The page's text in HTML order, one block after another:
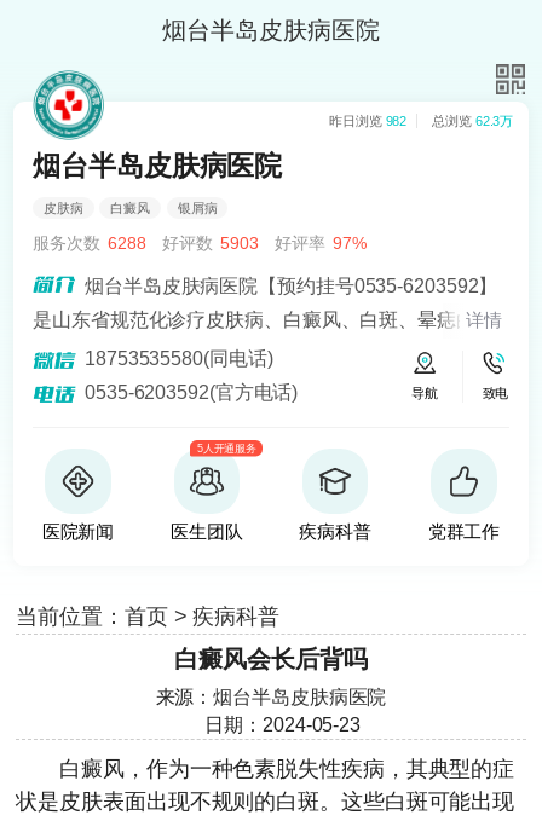
烟台半岛皮肤病医院
昨日浏览 982 总浏览 62.3万
烟台半岛皮肤病医院
皮肤病 白癜风 银屑病
服务次数 6288 好评数 5903 好评率 97%
烟台半岛皮肤病医院【预约挂号0535-6203592】
是山东省规范化诊疗皮肤病、白癜风、白斑、晕痣的医
院。熟悉皮肤病科常见病、多发病、疑难病的诊治，尤
其擅长光化学疗法、窄波紫外线、308准分子激光以及外
移植治疗白癜风，包括自体表皮移植、微小皮片移植、
自体培养黑素细胞移植等。
详情
18753535580(同电话)
0535-6203592(官方电话)
导航 致电
医院新闻
5人开通服务
医生团队 疾病科普 党群工作
当前位置： 首页>疾病科普
白癜风会长后背吗
来源：烟台半岛皮肤病医院
日期：2024-05-23
白癜风，作为一种色素脱失性疾病，其典型的症
状是皮肤表面出现不规则的白斑。这些白斑可能出现